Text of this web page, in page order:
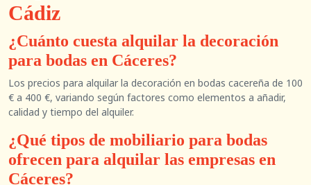
Cádiz
¿Cuánto cuesta alquilar la decoración
para bodas en Cáceres?
Los precios para alquilar la decoración en bodas cacereña de 100
€ a 400 €, variando según factores como elementos a añadir,
calidad y tiempo del alquiler.
¿Qué tipos de mobiliario para bodas
ofrecen para alquilar las empresas en
Cáceres?